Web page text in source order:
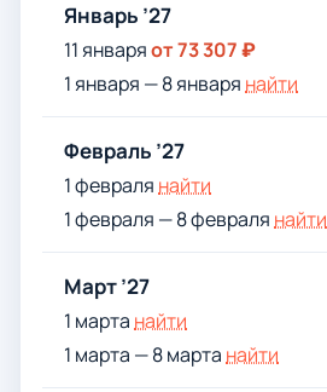
Январь ’27
11 январяот 73 307 ₽
1 января — 8 января найти
Февраль ’27
1 февраля найти
1 февраля — 8 февраля найти
Март ’27
1 марта найти
1 марта — 8 марта найти